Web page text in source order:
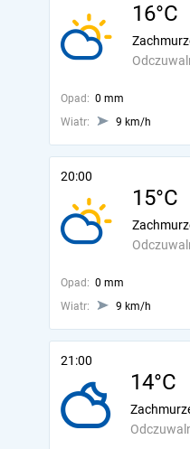
16°C
Opad: 0 mm
Wiatr:
9 km/h
20:00
15°C
Opad: 0 mm
Wiatr:
9 km/h
21:00
14°C